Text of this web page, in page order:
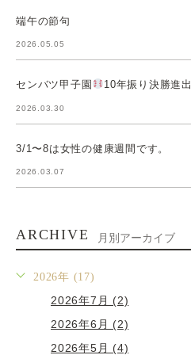
端午の節句
2026.05.05
センバツ甲子園 10年振り決勝進出
2026.03.30
3/1〜8は女性の健康週間です。
2026.03.07
ARCHIVE 月別アーカイブ
2026年 (17)
2026年7月 (2)
2026年6月 (2)
2026年5月 (4)